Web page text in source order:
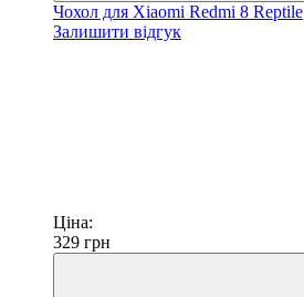
Чохол для Xiaomi Redmi 8 Reptile
Залишити відгук
Ціна:
329 грн